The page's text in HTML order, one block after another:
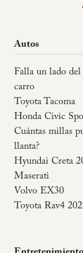
Autos
Falla un lado del
carro
Toyota Tacoma
Honda Civic
Cuántas millas
llanta?
Hyundai Creta
Maserati
Volvo EX30
Toyota Rav4